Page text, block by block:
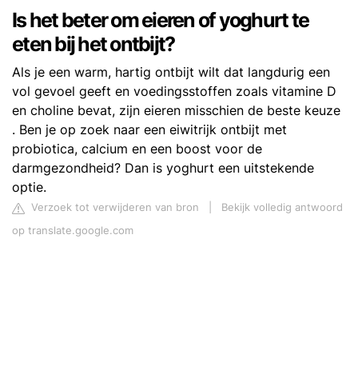
Is het beter om eieren of yoghurt te
eten bij het ontbijt?
Als je een warm, hartig ontbijt wilt dat langdurig een
vol gevoel geeft en voedingsstoffen zoals vitamine D
en choline bevat, zijn eieren misschien de beste keuze
. Ben je op zoek naar een eiwitrijk ontbijt met
probiotica, calcium en een boost voor de
darmgezondheid? Dan is yoghurt een uitstekende
optie.
Verzoek tot verwijderen van bron
Bekijk volledig antwoord
op translate.google.com